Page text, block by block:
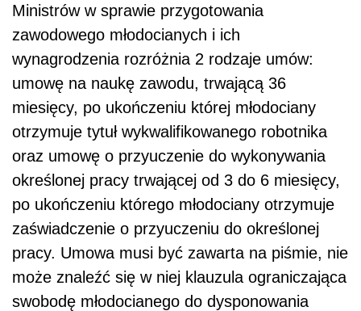
Ministrów w sprawie przygotowania
zawodowego młodocianych i ich
wynagrodzenia rozróżnia 2 rodzaje umów:
umowę na naukę zawodu, trwającą 36
miesięcy, po ukończeniu której młodociany
otrzymuje tytuł wykwalifikowanego robotnika
oraz umowę o przyuczenie do wykonywania
określonej pracy trwającej od 3 do 6 miesięcy,
po ukończeniu którego młodociany otrzymuje
zaświadczenie o przyuczeniu do określonej
pracy. Umowa musi być zawarta na piśmie, nie
może znaleźć się w niej klauzula ograniczająca
swobodę młodocianego do dysponowania